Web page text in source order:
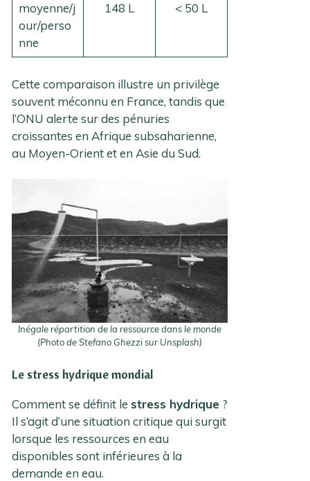
moyenne/j
our/perso
nne
148 L < 50 L
Cette comparaison illustre un privilège
souvent méconnu en France, tandis que
l’ONU alerte sur des pénuries
croissantes en Afrique subsaharienne,
au Moyen-Orient et en Asie du Sud.
Inégale répartition de la ressource dans le monde
(Photo de Stefano Ghezzi sur Unsplash)
Le stress hydrique mondial
Comment se définit lestress hydrique ?
Il s’agit d’une situation critique qui surgit
lorsque les ressources en eau
disponibles sont inférieures à la
demande en eau.